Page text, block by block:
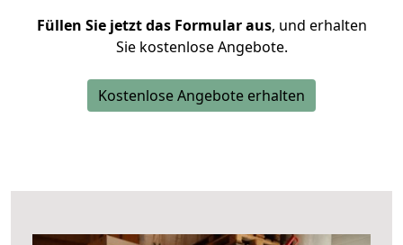
Füllen Sie jetzt das Formular aus, und erhalten
Sie kostenlose Angebote.
Kostenlose Angebote erhalten